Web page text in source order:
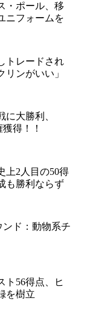
・ポール、移
ニフォームを
トレードされ
リンがいい」
に大勝利、
得！！
上2人目の50得
も勝利ならず
ンド：動物系チ
ト56得点、ヒ
を樹立